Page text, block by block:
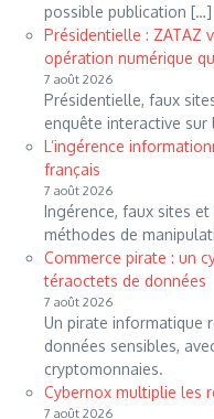
possible publication […]
Présidentielle : ZATAZ
opération numérique
7 août 2026
Présidentielle, faux
enquête interactive sur
L’ingérence
français
7 août 2026
Ingérence, faux sites
méthodes de
Commerce pirate : un
téraoctets de données
7 août 2026
Un pirate informatique
données sensibles,
cryptomonnaies.
Cybernox multiplie les
7 août 2026